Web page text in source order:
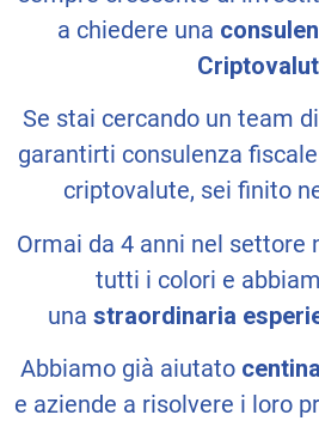
a chiedere una
Se stai cercando un team
garantirti consulenza
criptovalute, sei finito
Ormai da 4 anni nel settore
tutti i colori e
una straordinaria
Abbiamo già aiutato
e aziende a risolvere i loro